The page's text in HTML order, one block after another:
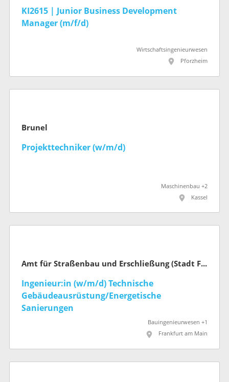
KI2615 | Junior Business Development
Manager (m/f/d)
Wirtschaftsingenieurwesen
Pforzheim
Brunel
Projekttechniker (w/m/d)
Maschinenbau +2
Kassel
Amt für Straßenbau und Erschließung (Stadt Frankfurt am Main)
Ingenieur:in (w/m/d) Technische
Gebäudeausrüstung/Energetische
Sanierungen
Bauingenieurwesen +1
Frankfurt am Main